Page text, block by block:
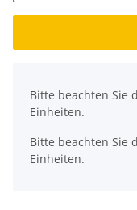
Bitte beachten Sie
Einheiten.
Bitte beachten Sie
Einheiten.